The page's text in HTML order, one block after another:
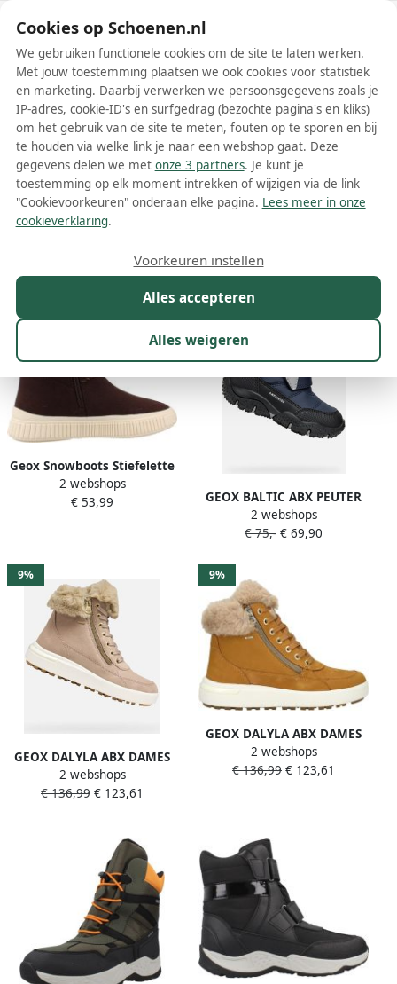
Schoenen.nl
Wis filters Alle filters
Geox snowboots
Meer lezen
Geox Snowboots Stiefelette
Laquinny
2 webshops
€ 53,99
GEOX BALTIC ABX PEUTER
MARINEBLAUW
ROYAALBLAUW
2 webshops
€ 75,- € 69,90
9%
GEOX DALYLA ABX DAMES
ANTIEK ROZE
2 webshops
€ 136,99 € 123,61
9%
GEOX DALYLA ABX DAMES
DONKER BEIGE
2 webshops
€ 136,99 € 123,61
Cookies op Schoenen.nl
We gebruiken functionele cookies om de site te laten werken.
Met jouw toestemming plaatsen we ook cookies voor statistiek
en marketing. Daarbij verwerken we persoonsgegevens zoals je
IP-adres, cookie-ID's en surfgedrag (bezochte pagina's en kliks)
om het gebruik van de site te meten, fouten op te sporen en bij
te houden via welke link je naar een webshop gaat. Deze
gegevens delen we met onze 3 partners. Je kunt je
toestemming op elk moment intrekken of wijzigen via de link
"Cookievoorkeuren" onderaan elke pagina. Lees meer in onze
cookieverklaring.
Alles accepteren
Alles weigeren
Voorkeuren instellen